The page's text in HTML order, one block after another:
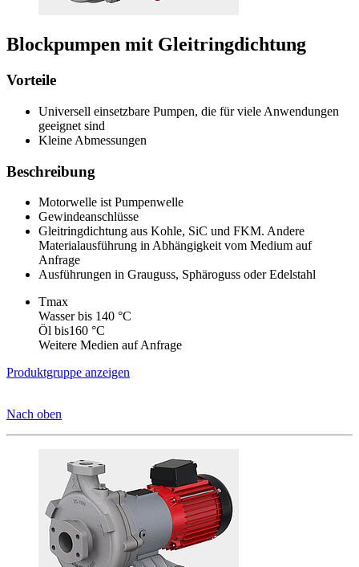
Blockpumpen mit Gleitringdichtung
Vorteile
Universell einsetzbare Pumpen, die für viele Anwendungen
geeignet sind
Kleine Abmessungen
Beschreibung
Motorwelle ist Pumpenwelle
Gewindeanschlüsse
Gleitringdichtung aus Kohle, SiC und FKM. Andere
Materialausführung in Abhängigkeit vom Medium auf
Anfrage
Ausführungen in Grauguss, Sphäroguss oder Edelstahl
Tmax
Wasser bis 140 °C
Öl bis160 °C
Weitere Medien auf Anfrage
Produktgruppe anzeigen
Nach oben